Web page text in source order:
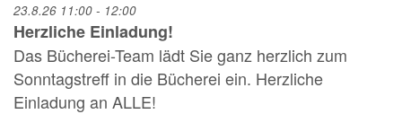
23.8.26 11:00 - 12:00
Herzliche Einladung!
Das Bücherei-Team lädt Sie ganz herzlich zum
Sonntagstreff in die Bücherei ein. Herzliche
Einladung an ALLE!